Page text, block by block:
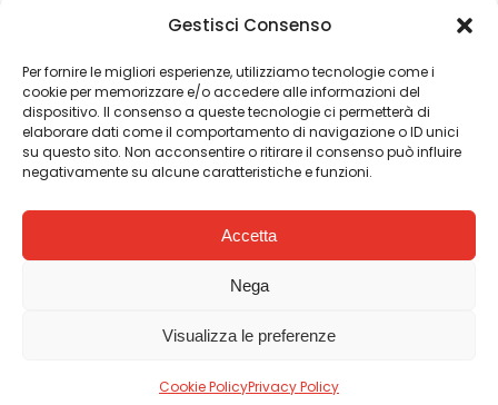
Gestisci Consenso
Per fornire le migliori esperienze, utilizziamo tecnologie come i
cookie per memorizzare e/o accedere alle informazioni del
dispositivo. Il consenso a queste tecnologie ci permetterà di
elaborare dati come il comportamento di navigazione o ID unici
su questo sito. Non acconsentire o ritirare il consenso può influire
negativamente su alcune caratteristiche e funzioni.
Accetta
Nega
Visualizza le preferenze
Cookie PolicyPrivacy Policy
Seguici su
Webvox.it